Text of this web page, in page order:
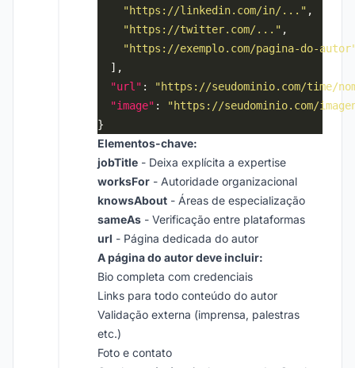
"https://linkedin.com/in/..."
"https://twitter.com/..."
"https://exemplo.com/pagina-do-
"url" :
"https://seudominio.com/time/
"image" :
"https://seudominio.com/
Elementos-chave:
jobTitle - Deixa explícita a expertise
worksFor - Autoridade organizacional
knowsAbout - Áreas de especialização
sameAs - Verificação entre plataformas
url - Página dedicada do autor
A página do autor deve incluir:
Bio completa com credenciais
Links para todo conteúdo do autor
Validação externa (imprensa, palestras
etc.)
Foto e contato